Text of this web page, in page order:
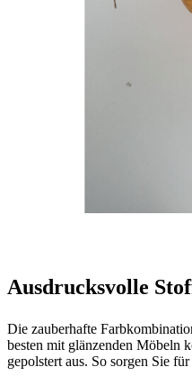
Ausdrucksvolle
Die zauberhafte
besten mit glänzenden Möbeln
gepolstert aus. So sorgen Sie